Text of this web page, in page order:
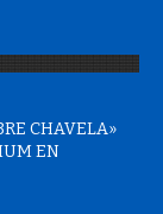
CHAVELA»
EN